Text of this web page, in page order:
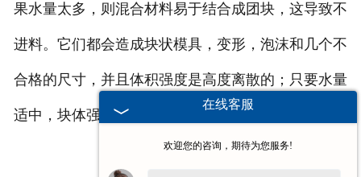
果水量太多，则混合材料易于结合成团块，这导致不
进料。它们都会造成块状模具，变形，泡沫和几个不
合格的尺寸，并且体积强度是高度离散的；只要水量
适中，块体强度和外观质量就能满足需求。
在线客服
欢迎您的咨询，期待为您服务!